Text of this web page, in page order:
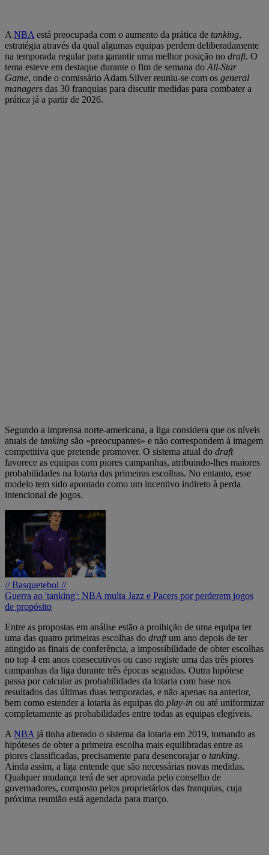
A NBA está preocupada com o aumento da prática de tanking,
estratégia através da qual algumas equipas perdem deliberadamente
na temporada regular para garantir uma melhor posição no draft. O
tema esteve em destaque durante o fim de semana do All-Star
Game, onde o comissário Adam Silver reuniu-se com os general
managers das 30 franquias para discutir medidas para combater a
prática já a partir de 2026.
Segundo a imprensa norte-americana, a liga considera que os níveis
atuais de tanking são «preocupantes» e não correspondem à imagem
competitiva que pretende promover. O sistema atual do draft
favorece as equipas com piores campanhas, atribuindo-lhes maiores
probabilidades na lotaria das primeiras escolhas. No entanto, esse
modelo tem sido apontado como um incentivo indireto à perda
intencional de jogos.
// Basquetebol //
Guerra ao 'tanking': NBA multa Jazz e Pacers por perderem jogos
de propósito
Entre as propostas em análise estão a proibição de uma equipa ter
uma das quatro primeiras escolhas do draftum ano depois de ter
atingido as finais de conferência, a impossibilidade de obter escolhas
no top 4 em anos consecutivos ou caso registe uma das três piores
campanhas da liga durante três épocas seguidas. Outra hipótese
passa por calcular as probabilidades da lotaria com base nos
resultados das últimas duas temporadas, e não apenas na anterior,
bem como estender a lotaria às equipas do play-in ou até uniformizar
completamente as probabilidades entre todas as equipas elegíveis.
A NBA já tinha alterado o sistema da lotaria em 2019, tornando as
hipóteses de obter a primeira escolha mais equilibradas entre as
piores classificadas, precisamente para desencorajar o tanking.
Ainda assim, a liga entende que são necessárias novas medidas.
Qualquer mudança terá de ser aprovada pelo conselho de
governadores, composto pelos proprietários das franquias, cuja
próxima reunião está agendada para março.